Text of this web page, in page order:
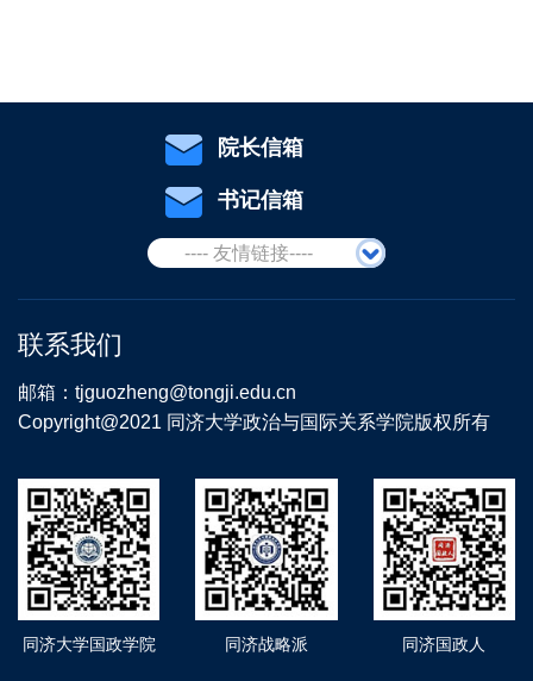
院长信箱
书记信箱
---- 友情链接----
联系我们
邮箱：tjguozheng@tongji.edu.cn
Copyright@2021 同济大学政治与国际关系学院版权所有
同济大学国政学院 同济战略派 同济国政人